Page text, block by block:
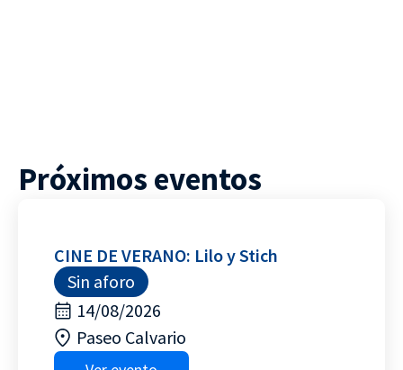
Próximos eventos
CINE DE VERANO: Lilo y Stich
Sin aforo
14/08/2026
Paseo Calvario